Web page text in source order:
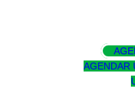
AGENDAR